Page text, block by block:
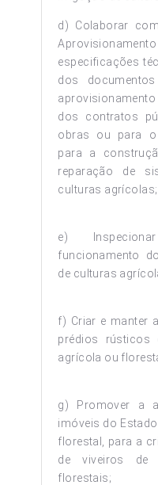
d) Colaborar
especificações
dos
dos contratos
obras ou para o
para a
reparação de
culturas agrícolas;
e)
funcionamento
de culturas
f) Criar e manter
prédios rústicos
agrícola ou
g) Promover a
imóveis do
florestal, para a
de viveiros de
florestais;